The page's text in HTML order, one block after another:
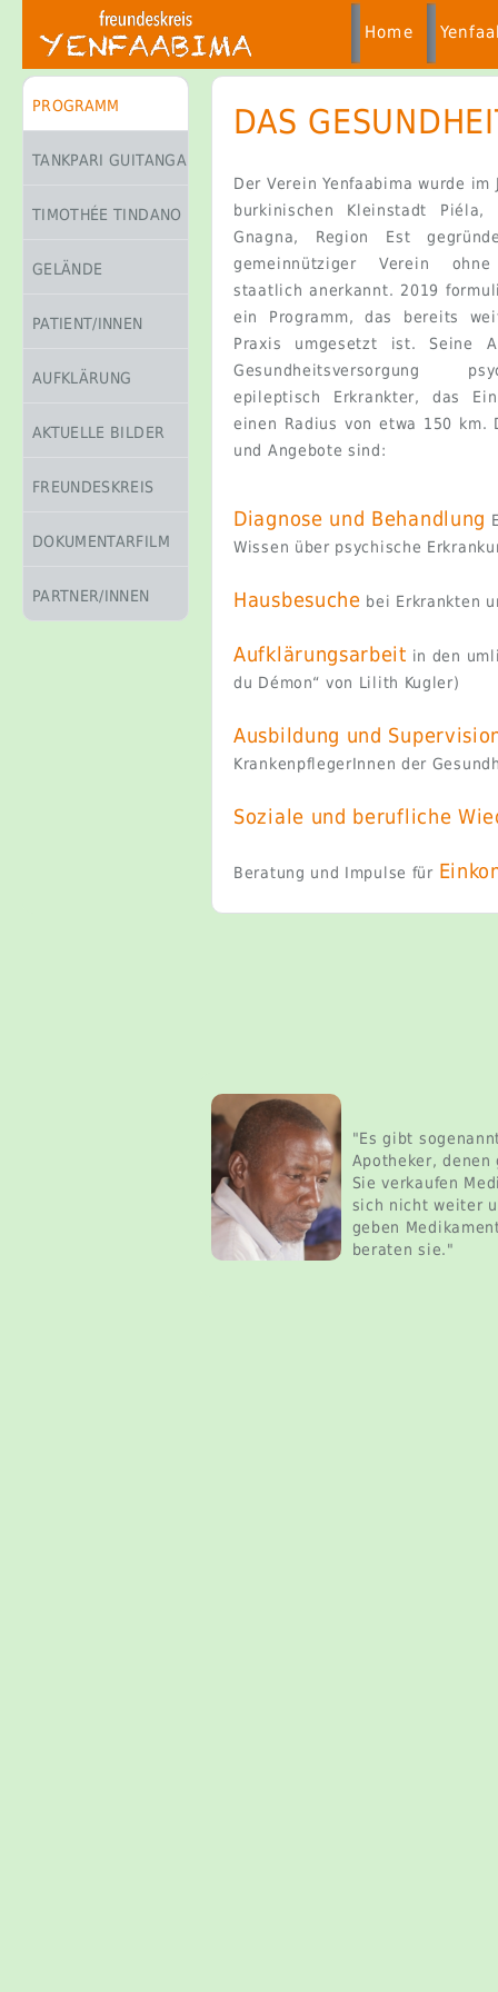
Home
PROGRAMM
TANKPARI GUITANGA
TIMOTHÉE TINDANO
GELÄNDE
PATIENT/INNEN
AUFKLÄRUNG
AKTUELLE BILDER
FREUNDESKREIS
DOKUMENTARFILM
PARTNER/INNEN
DAS
Der Verein Yenfaabima wurde im
burkinischen Kleinstadt
Gnagna, Region Est
gemeinnütziger Verein ohne
staatlich anerkannt. 2019
ein Programm, das bereits
Praxis umgesetzt ist. Seine
Gesundheitsversorgung
epileptisch Erkrankter, das
einen Radius von etwa 150 km.
und Angebote sind:
Diagnose und Behandlung
Wissen über psychische
Hausbesuche bei Erkrankten
Aufklärungsarbeit in den
du Démon“ von Lilith Kugler)
Ausbildung und
KrankenpflegerInnen der
Soziale und berufliche
Beratung und Impulse für
"Es gibt
Apotheker,
Sie verkaufen
sich nicht weiter
geben
beraten sie."